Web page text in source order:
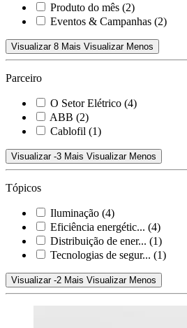
Produto do mês (2)
Eventos & Campanhas (2)
Visualizar 8 Mais Visualizar Menos
Parceiro
O Setor Elétrico (4)
ABB (2)
Cablofil (1)
Visualizar -3 Mais Visualizar Menos
Tópicos
Iluminação (4)
Eficiência energétic... (4)
Distribuição de ener... (1)
Tecnologias de segur... (1)
Visualizar -2 Mais Visualizar Menos